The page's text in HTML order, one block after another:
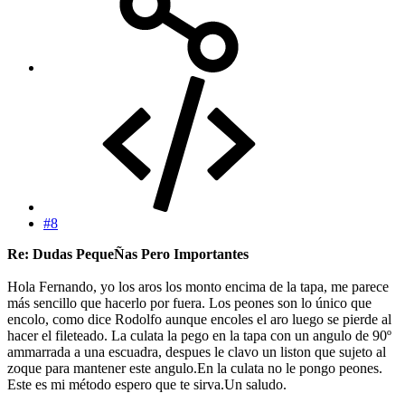
#8
Re: Dudas PequeÑas Pero Importantes
Hola Fernando, yo los aros los monto encima de la tapa, me parece
más sencillo que hacerlo por fuera. Los peones son lo único que
encolo, como dice Rodolfo aunque encoles el aro luego se pierde al
hacer el fileteado. La culata la pego en la tapa con un angulo de 90º
ammarrada a una escuadra, despues le clavo un liston que sujeto al
zoque para mantener este angulo.En la culata no le pongo peones.
Este es mi método espero que te sirva.Un saludo.